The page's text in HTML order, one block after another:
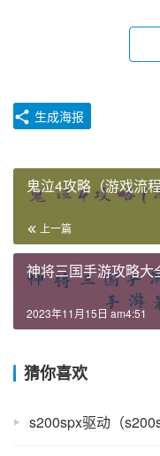
生成海报
鬼泣4攻略（游戏流
上一篇
神将三国手游攻略
2023年11月15日 am4:51
猜你喜欢
s200spx驱动（